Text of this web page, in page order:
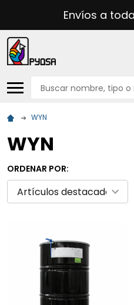
Envíos a
Buscar
WYN
WYN
ORDENAR POR: